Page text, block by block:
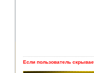
Если пользователь